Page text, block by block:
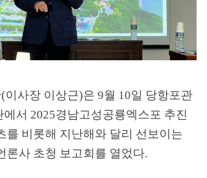
(이사장 이상근)은 9월 10일 당항포관
에서 2025경남고성공룡엑스포 추진
를 비롯해 지난해와 달리 선보이는
론사 초청 보고회를 열었다.